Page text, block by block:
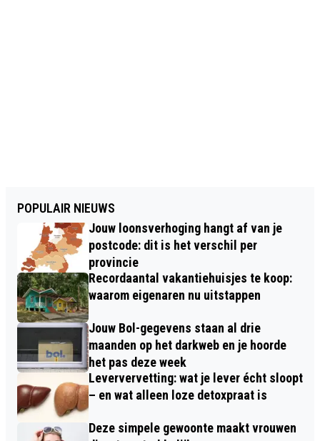
POPULAIR NIEUWS
Jouw loonsverhoging hangt af van je
postcode: dit is het verschil per
provincie
Recordaantal vakantiehuisjes te koop:
waarom eigenaren nu uitstappen
Jouw Bol-gegevens staan al drie
maanden op het darkweb en je hoorde
het pas deze week
Leververvetting: wat je lever écht sloopt
– en wat alleen loze detoxpraat is
Deze simpele gewoonte maakt vrouwen